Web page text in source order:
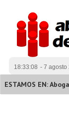
18:33:09 - 7 agosto
ESTAMOS EN: